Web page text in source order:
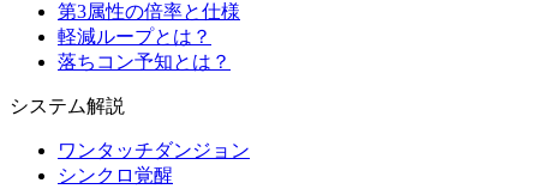
第3属性の倍率と仕様
軽減ループとは？
落ちコン予知とは？
システム解説
ワンタッチダンジョン
シンクロ覚醒